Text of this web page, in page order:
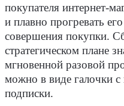
покупателя интернет-
и плавно прогревать
совершения покупки.
стратегическом плане
мгновенной разовой
можно в виде галочки
подписки.